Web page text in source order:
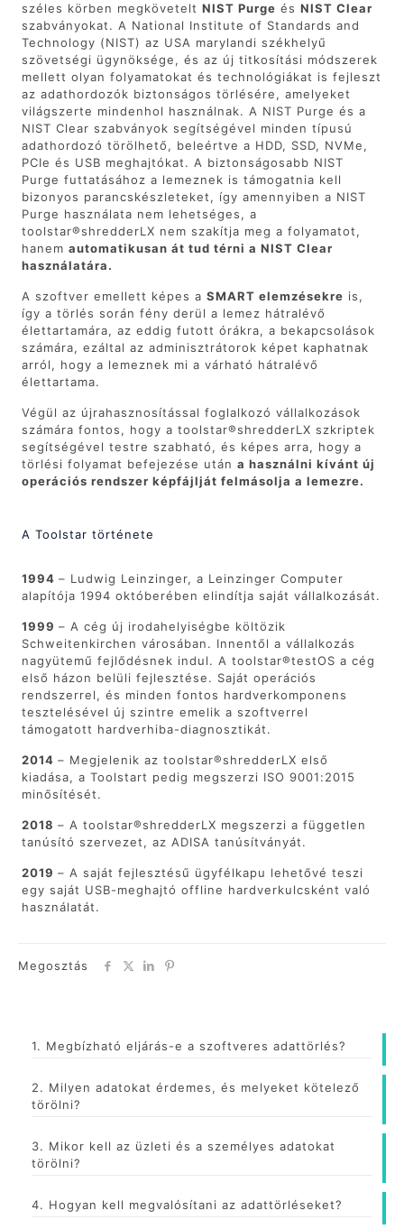
széles körben megköveteltNIST Purge ésNIST Clear
szabványokat. A National Institute of Standards and
Technology (NIST) az USA marylandi székhelyű
szövetségi ügynöksége, és az új titkosítási módszerek
mellett olyan folyamatokat és technológiákat is fejleszt
az adathordozók biztonságos törlésére, amelyeket
világszerte mindenhol használnak. A NIST Purge és a
NIST Clear szabványok segítségével minden típusú
adathordozó törölhető, beleértve a HDD, SSD, NVMe,
PCIe és USB meghajtókat. A biztonságosabb NIST
Purge futtatásához a lemeznek is támogatnia kell
bizonyos parancskészleteket, így amennyiben a NIST
Purge használata nem lehetséges, a
toolstar®shredderLX nem szakítja meg a folyamatot,
hanemautomatikusan át tud térni a NIST Clear
használatára.
A szoftver emellett képes aSMART elemzésekre is,
így a törlés során fény derül a lemez hátralévő
élettartamára, az eddig futott órákra, a bekapcsolások
számára, ezáltal az adminisztrátorok képet kaphatnak
arról, hogy a lemeznek mi a várható hátralévő
élettartama.
Végül az újrahasznosítással foglalkozó vállalkozások
számára fontos, hogy a toolstar®shredderLX szkriptek
segítségével testre szabható, és képes arra, hogy a
törlési folyamat befejezése utána használni kívánt új
operációs rendszer képfájlját felmásolja a lemezre.
A Toolstar története
1994– Ludwig Leinzinger, a Leinzinger Computer
alapítója 1994 októberében elindítja saját vállalkozását.
1999– A cég új irodahelyiségbe költözik
Schweitenkirchen városában. Innentől a vállalkozás
nagyütemű fejlődésnek indul. A toolstar®testOS a cég
első házon belüli fejlesztése. Saját operációs
rendszerrel, és minden fontos hardverkomponens
tesztelésével új szintre emelik a szoftverrel
támogatott hardverhiba-diagnosztikát.
2014– Megjelenik az toolstar®shredderLX első
kiadása, a Toolstart pedig megszerzi ISO 9001:2015
minősítését.
2018– A toolstar®shredderLX megszerzi a független
tanúsító szervezet, az ADISA tanúsítványát.
2019– A saját fejlesztésű ügyfélkapu lehetővé teszi
egy saját USB-meghajtó offline hardverkulcsként való
használatát.
Megosztás
1. Megbízható eljárás-e a szoftveres adattörlés?
2. Milyen adatokat érdemes, és melyeket kötelező
törölni?
3. Mikor kell az üzleti és a személyes adatokat
törölni?
4. Hogyan kell megvalósítani az adattörléseket?